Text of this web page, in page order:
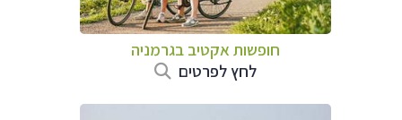
חופשות אקטיב בגרמניה
לחץ לפרטים